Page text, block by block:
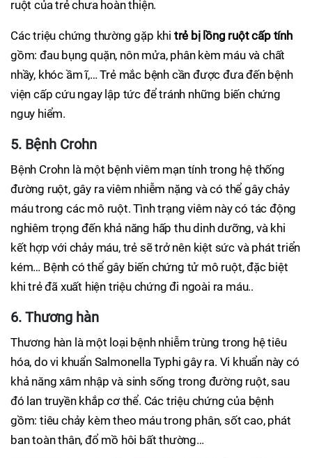
ruột của trẻ chưa hoàn thiện.
Các triệu chứng thường gặp khi trẻ bị lồng ruột cấp tính
gồm: đau bụng quặn, nôn mửa, phân kèm máu và chất
nhầy, khóc ầm ĩ,… Trẻ mắc bệnh cần được đưa đến bệnh
viện cấp cứu ngay lập tức để tránh những biến chứng
nguy hiểm.
5. Bệnh Crohn
Bệnh Crohn là một bệnh viêm mạn tính trong hệ thống
đường ruột, gây ra viêm nhiễm nặng và có thể gây chảy
máu trong các mô ruột. Tình trạng viêm này có tác động
nghiêm trọng đến khả năng hấp thu dinh dưỡng, và khi
kết hợp với chảy máu, trẻ sẽ trở nên kiệt sức và phát triển
kém… Bệnh có thể gây biến chứng tử mô ruột, đặc biệt
khi trẻ đã xuất hiện triệu chứng đi ngoài ra máu..
6. Thương hàn
Thương hàn là một loại bệnh nhiễm trùng trong hệ tiêu
hóa, do vi khuẩn Salmonella Typhi gây ra. Vi khuẩn này có
khả năng xâm nhập và sinh sống trong đường ruột, sau
đó lan truyền khắp cơ thể. Các triệu chứng của bệnh
gồm: tiêu chảy kèm theo máu trong phân, sốt cao, phát
ban toàn thân, đổ mồ hôi bất thường…